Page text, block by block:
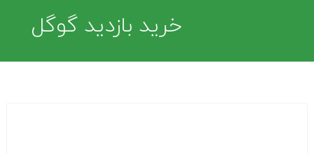
خريد بازديد گوگل